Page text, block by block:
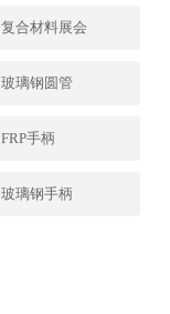
复合材料展会
玻璃钢圆管
FRP手柄
玻璃钢手柄